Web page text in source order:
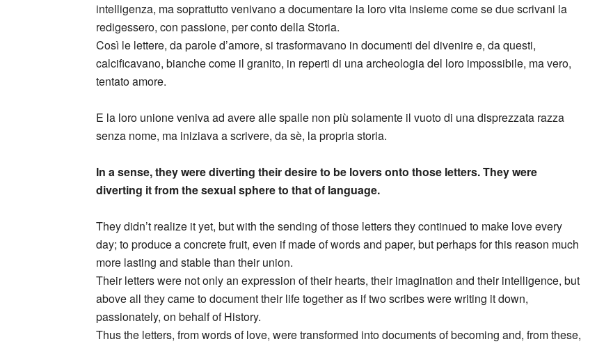
intelligenza, ma soprattutto venivano a documentare la loro vita insieme come se due scrivani la
redigessero, con passione, per conto della Storia.
Così le lettere, da parole d’amore, si trasformavano in documenti del divenire e, da questi,
calcificavano, bianche come il granito, in reperti di una archeologia del loro impossibile, ma vero,
tentato amore.
E la loro unione veniva ad avere alle spalle non più solamente il vuoto di una disprezzata razza
senza nome, ma iniziava a scrivere, da sè, la propria storia.
In a sense, they were diverting their desire to be lovers onto those letters. They were
diverting it from the sexual sphere to that of language.
They didn’t realize it yet, but with the sending of those letters they continued to make love every
day; to produce a concrete fruit, even if made of words and paper, but perhaps for this reason much
more lasting and stable than their union.
Their letters were not only an expression of their hearts, their imagination and their intelligence, but
above all they came to document their life together as if two scribes were writing it down,
passionately, on behalf of History.
Thus the letters, from words of love, were transformed into documents of becoming and, from these,